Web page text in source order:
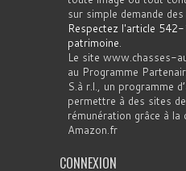
sur simple demande
Respectez l'article 542-
patrimoine.
Le site www.chasses-
au Programme
S.à r.l., un programme
permettre à des sites
rémunération grâce à la
Amazon.fr
CONNEXION